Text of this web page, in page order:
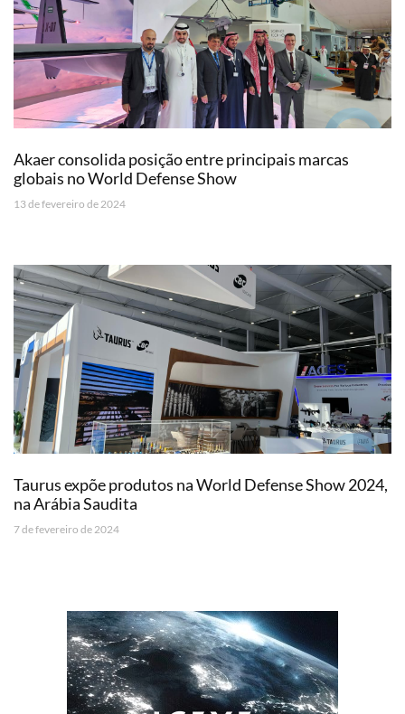
Akaer consolida posição entre principais marcas
globais no World Defense Show
13 de fevereiro de 2024
Taurus expõe produtos na World Defense Show 2024,
na Arábia Saudita
7 de fevereiro de 2024